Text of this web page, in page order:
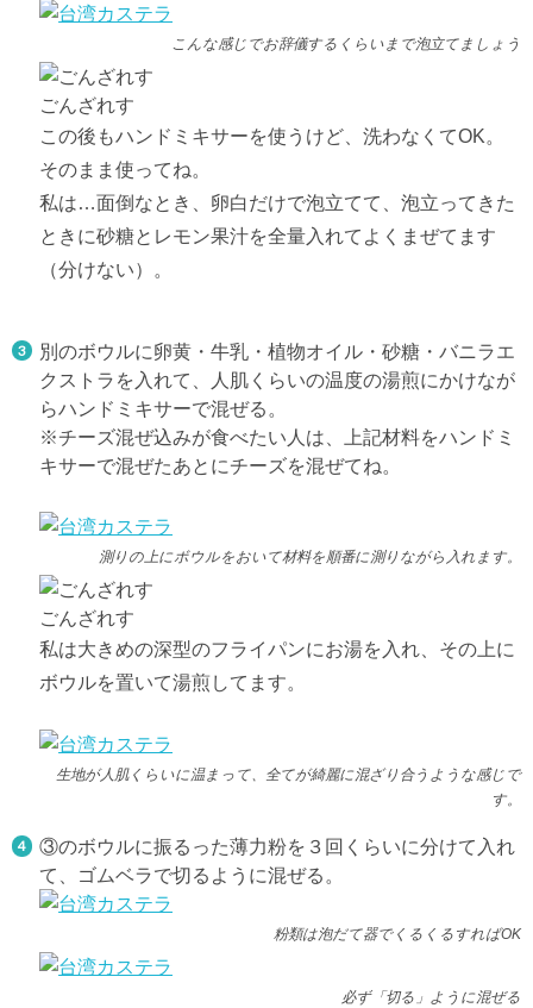
こんな感じでお辞儀するくらいまで泡立てましょう
ごんざれす
この後もハンドミキサーを使うけど、洗わなくてOK。
そのまま使ってね。
私は…面倒なとき、卵白だけで泡立てて、泡立ってきた
ときに砂糖とレモン果汁を全量入れてよくまぜてます
（分けない）。
別のボウルに卵黄・牛乳・植物オイル・砂糖・バニラエ
クストラを入れて、人肌くらいの温度の湯煎にかけなが
らハンドミキサーで混ぜる。
※チーズ混ぜ込みが食べたい人は、上記材料をハンドミ
キサーで混ぜたあとにチーズを混ぜてね。
測りの上にボウルをおいて材料を順番に測りながら入れます。
ごんざれす
私は大きめの深型のフライパンにお湯を入れ、その上に
ボウルを置いて湯煎してます。
生地が人肌くらいに温まって、全てが綺麗に混ざり合うような感じで
す。
③のボウルに振るった薄力粉を３回くらいに分けて入れ
て、ゴムベラで切るように混ぜる。
粉類は泡だて器でくるくるすればOK
必ず「切る」ように混ぜる